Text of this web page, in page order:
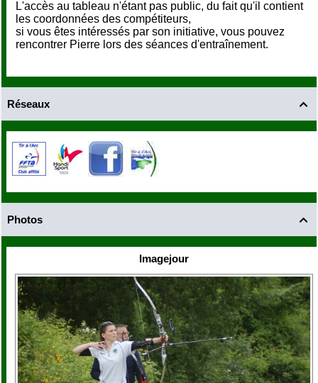
L'accès au tableau n'étant pas public, du fait qu'il contient
les coordonnées des compétiteurs,
si vous êtes intéressés par son initiative, vous pouvez
rencontrer Pierre lors des séances d'entraînement.

Réseaux

Photos
Imagejour